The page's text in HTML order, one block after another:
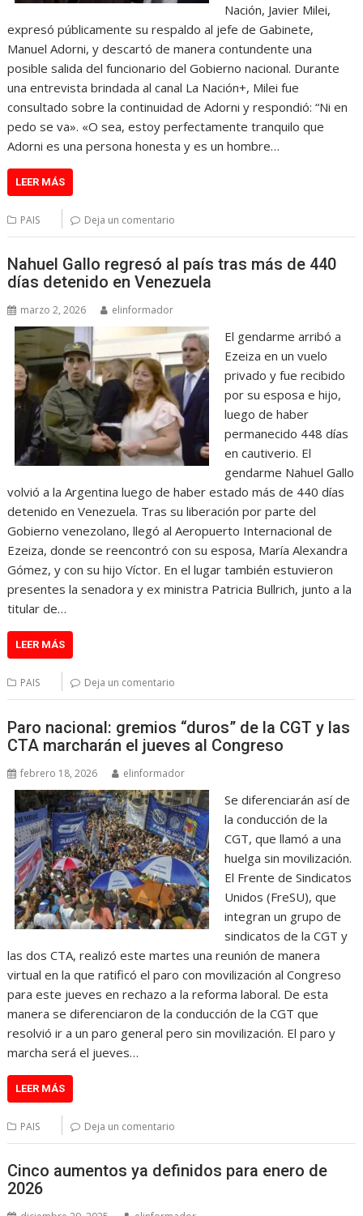
Nación, Javier Milei,
expresó públicamente su respaldo al jefe de Gabinete,
Manuel Adorni, y descartó de manera contundente una
posible salida del funcionario del Gobierno nacional. Durante
una entrevista brindada al canal La Nación+, Milei fue
consultado sobre la continuidad de Adorni y respondió: “Ni en
pedo se va». «O sea, estoy perfectamente tranquilo que
Adorni es una persona honesta y es un hombre…
LEER MÁS
PAIS Deja un comentario
Nahuel Gallo regresó al país tras más de 440
días detenido en Venezuela
marzo 2, 2026 elinformador
El gendarme arribó a
Ezeiza en un vuelo
privado y fue recibido
por su esposa e hijo,
luego de haber
permanecido 448 días
en cautiverio. El
gendarme Nahuel Gallo
volvió a la Argentina luego de haber estado más de 440 días
detenido en Venezuela. Tras su liberación por parte del
Gobierno venezolano, llegó al Aeropuerto Internacional de
Ezeiza, donde se reencontró con su esposa, María Alexandra
Gómez, y con su hijo Víctor. En el lugar también estuvieron
presentes la senadora y ex ministra Patricia Bullrich, junto a la
titular de…
LEER MÁS
PAIS Deja un comentario
Paro nacional: gremios “duros” de la CGT y las
CTA marcharán el jueves al Congreso
febrero 18, 2026 elinformador
Se diferenciarán así de
la conducción de la
CGT, que llamó a una
huelga sin movilización.
El Frente de Sindicatos
Unidos (FreSU), que
integran un grupo de
sindicatos de la CGT y
las dos CTA, realizó este martes una reunión de manera
virtual en la que ratificó el paro con movilización al Congreso
para este jueves en rechazo a la reforma laboral. De esta
manera se diferenciaron de la conducción de la CGT que
resolvió ir a un paro general pero sin movilización. El paro y
marcha será el jueves…
LEER MÁS
PAIS Deja un comentario
Cinco aumentos ya definidos para enero de
2026